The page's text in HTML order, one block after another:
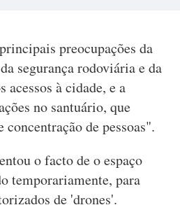
preocupações da
segurança rodoviária e da
à cidade, e a
no santuário, que
concentração de pessoas".
o facto de o espaço
temporariamente, para
de 'drones'.